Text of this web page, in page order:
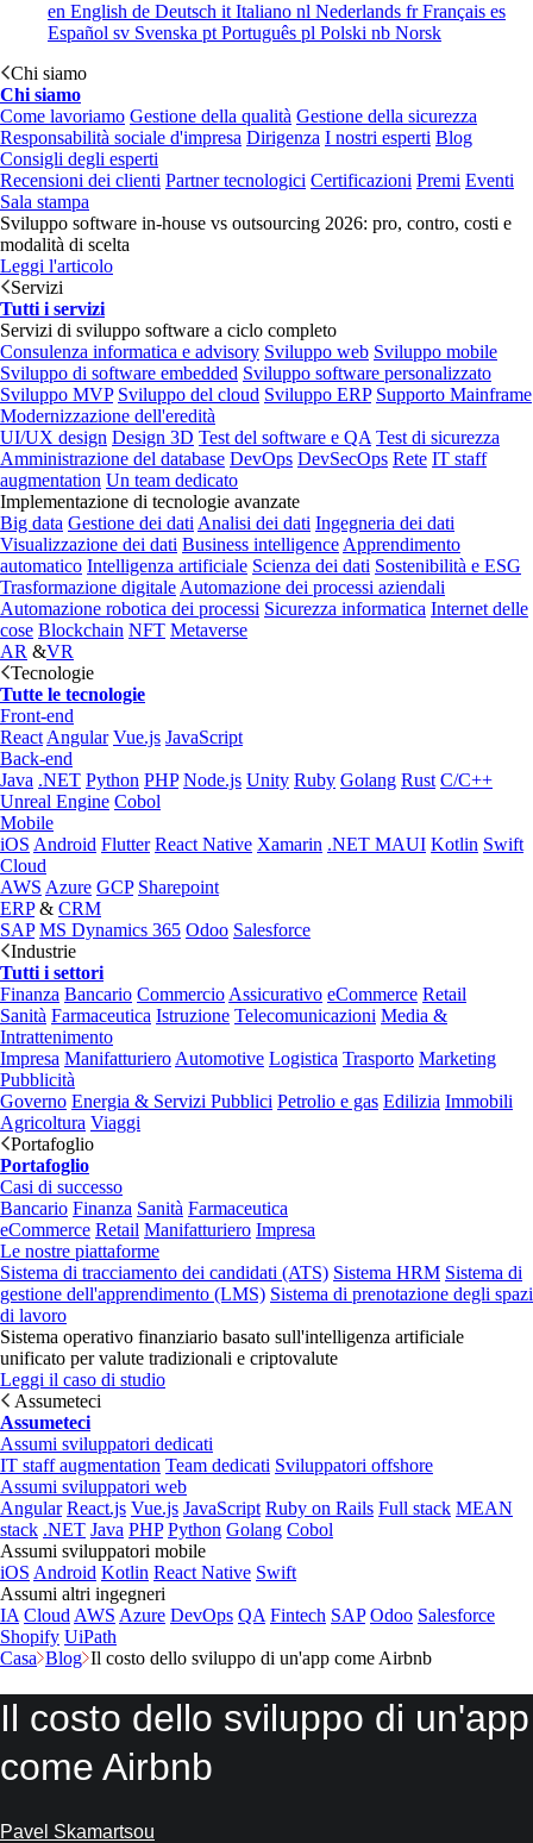
en English de Deutsch it Italiano nl Nederlands frFrançais es
Español sv Svenska pt Português pl Polski nb Norsk
Chi siamo
Chi siamo
Come lavoriamo Gestione della qualità Gestione della sicurezza
Responsabilità sociale d'impresa Dirigenza I nostri esperti Blog
Consigli degli esperti
Recensioni dei clienti Partner tecnologici Certificazioni Premi Eventi
Sala stampa
Sviluppo software in-house vs outsourcing 2026: pro, contro, costi e
modalità di scelta
Leggi l'articolo
Servizi
Tutti i servizi
Servizi di sviluppo software a ciclo completo
Consulenza informatica e advisory Sviluppo web Sviluppo mobile
Sviluppo di software embedded Sviluppo software personalizzato
Sviluppo MVP Sviluppo del cloud Sviluppo ERP Supporto Mainframe
Modernizzazione dell'eredità
UI/UX design Design 3D Test del software e QA Test di sicurezza
Amministrazione del database DevOps DevSecOps Rete IT staff
augmentation Un team dedicato
Implementazione di tecnologie avanzate
Big data Gestione dei dati Analisi dei dati Ingegneria dei dati
Visualizzazione dei dati Business intelligence Apprendimento
automatico Intelligenza artificiale Scienza dei dati Sostenibilità e ESG
Trasformazione digitale Automazione dei processi aziendali
Automazione robotica dei processi Sicurezza informatica Internet delle
cose Blockchain NFT Metaverse
AR &VR
Tecnologie
Tutte le tecnologie
Front-end
React Angular Vue.js JavaScript
Back-end
Java .NET Python PHP Node.js Unity Ruby Golang Rust C/C++
Unreal Engine Cobol
Mobile
iOS Android Flutter React Native Xamarin .NET MAUI Kotlin Swift
Cloud
AWS Azure GCP Sharepoint
ERP& CRM
SAP MS Dynamics 365 Odoo Salesforce
Industrie
Tutti i settori
Finanza Bancario Commercio Assicurativo eCommerce Retail
Sanità Farmaceutica Istruzione Telecomunicazioni Media &
Intrattenimento
Impresa Manifatturiero Automotive Logistica Trasporto Marketing
Pubblicità
Governo Energia & Servizi Pubblici Petrolio e gas Edilizia Immobili
Agricoltura Viaggi
Portafoglio
Portafoglio
Casi di successo
Bancario Finanza Sanità Farmaceutica
eCommerce Retail Manifatturiero Impresa
Le nostre piattaforme
Sistema di tracciamento dei candidati (ATS) Sistema HRM Sistema di
gestione dell'apprendimento (LMS) Sistema di prenotazione degli spazi
di lavoro
Sistema operativo finanziario basato sull'intelligenza artificiale
unificato per valute tradizionali e criptovalute
Leggi il caso di studio
Assumeteci
Assumeteci
Assumi sviluppatori dedicati
IT staff augmentation Team dedicati Sviluppatori offshore
Assumi sviluppatori web
Angular React.js Vue.js JavaScript Ruby on Rails Full stack MEAN
stack .NET Java PHP Python Golang Cobol
Assumi sviluppatori mobile
iOS Android Kotlin React Native Swift
Assumi altri ingegneri
IA Cloud AWS Azure DevOps QA Fintech SAP Odoo Salesforce
Shopify UiPath
Casa Blog Il costo dello sviluppo di un'app come Airbnb
Il costo dello sviluppo di un'app
come Airbnb
Pavel Skamartsou